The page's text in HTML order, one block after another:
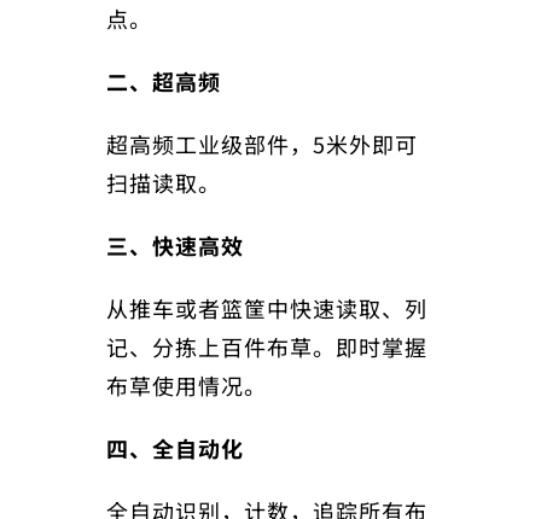
点。
二、超高频
超高频工业级部件，5米外即可
扫描读取。
三、快速高效
从推车或者篮筐中快速读取、列
记、分拣上百件布草。即时掌握
布草使用情况。
四、全自动化
全自动识别，计数，追踪所有布